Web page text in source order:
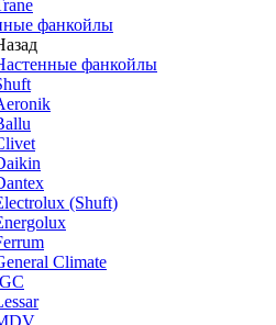
фанкойлы
фанкойлы
(Shuft)
Climate